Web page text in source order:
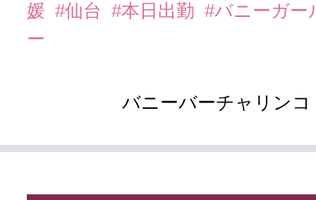
媛 #仙台 #本日出勤 #バニーガ
ー
バニーバーチャリンコ